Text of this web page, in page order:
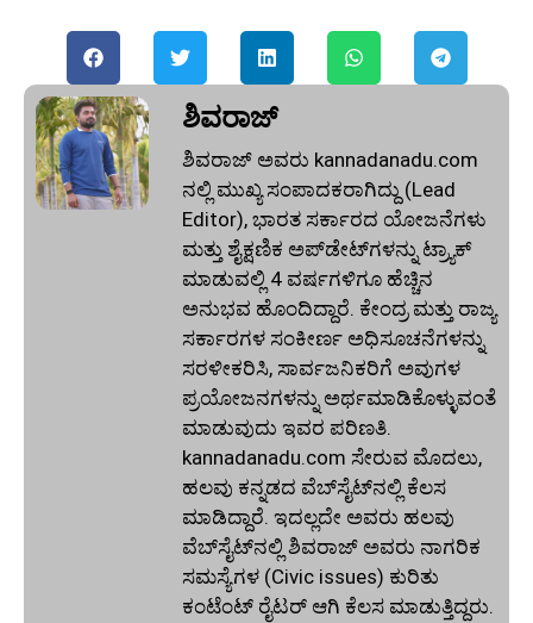
ಶಿವರಾಜ್
ಶಿವರಾಜ್ ಅವರು kannadanadu.com
ನಲ್ಲಿ ಮುಖ್ಯ ಸಂಪಾದಕರಾಗಿದ್ದು (Lead
Editor), ಭಾರತ ಸರ್ಕಾರದ ಯೋಜನೆಗಳು
ಮತ್ತು ಶೈಕ್ಷಣಿಕ ಅಪ್‌ಡೇಟ್‌ಗಳನ್ನು ಟ್ರ್ಯಾಕ್
ಮಾಡುವಲ್ಲಿ 4 ವರ್ಷಗಳಿಗೂ ಹೆಚ್ಚಿನ
ಅನುಭವ ಹೊಂದಿದ್ದಾರೆ. ಕೇಂದ್ರ ಮತ್ತು ರಾಜ್ಯ
ಸರ್ಕಾರಗಳ ಸಂಕೀರ್ಣ ಅಧಿಸೂಚನೆಗಳನ್ನು
ಸರಳೀಕರಿಸಿ, ಸಾರ್ವಜನಿಕರಿಗೆ ಅವುಗಳ
ಪ್ರಯೋಜನಗಳನ್ನು ಅರ್ಥಮಾಡಿಕೊಳ್ಳುವಂತೆ
ಮಾಡುವುದು ಇವರ ಪರಿಣತಿ.
kannadanadu.com ಸೇರುವ ಮೊದಲು,
ಹಲವು ಕನ್ನಡದ ವೆಬ್‌ಸೈಟ್‌ನಲ್ಲಿ ಕೆಲಸ
ಮಾಡಿದ್ದಾರೆ. ಇದಲ್ಲದೇ ಅವರು ಹಲವು
ವೆಬ್‌ಸೈಟ್‌ನಲ್ಲಿ ಶಿವರಾಜ್ ಅವರು ನಾಗರಿಕ
ಸಮಸ್ಯೆಗಳ (Civic issues) ಕುರಿತು
ಕಂಟೆಂಟ್ ರೈಟರ್ ಆಗಿ ಕೆಲಸ ಮಾಡುತ್ತಿದ್ದರು.